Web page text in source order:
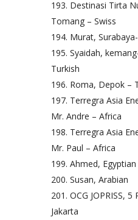
Destinasi Tirta
Tomang – Swiss
Murat,
Syaidah,
Turkish
Roma, Depok –
Terregra Asia
Mr. Andre – Africa
Terregra Asia
Mr. Paul – Africa
Ahmed, Egyptian
Susan, Arabian
OCG JOPRISS,
Jakarta